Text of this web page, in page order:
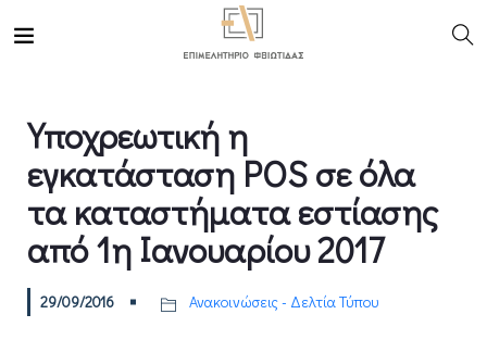
Υποχρεωτική η
εγκατάσταση POS σε όλα
τα καταστήματα εστίασης
από 1η Ιανουαρίου 2017
29/09/2016 Ανακοινώσεις - Δελτία Τύπου